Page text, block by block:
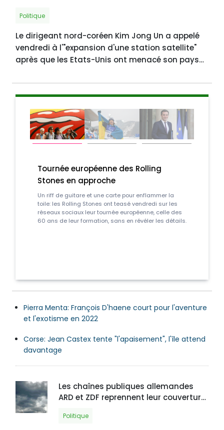
Politique
Le dirigeant nord-coréen Kim Jong Un a appelé
vendredi à l'"expansion d'une station satellite"
après que les Etats-Unis ont menacé son pays
comme étant des tests de développement d'un
satellite.
toile: les Rolling
réseaux sociaux
60 ans de leur
Jeux paralympiques: malgré le conflit,
l'Ukraine égale son record de
médailles
Grâce notamment à trois nouveaux titres en
biathlon, l'Ukraine a égalé vendredi son record de
médailles aux Jeux paralympiques de Pékin, atteint
en 2006 à Turin, et ce malgré les inquiétudes
Pierra Menta: François D'haene court pour l'aventure
et l'exotisme en 2022
Corse: Jean Castex tente "l'apaisement", l'île attend
davantage
Les chaînes publiques allemandes
ARD et ZDF reprennent leur couverture
Politique